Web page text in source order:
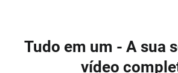
Tudo em um - A sua
vídeo